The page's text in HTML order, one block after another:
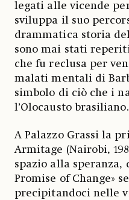
legati alle vicende
sviluppa il suo
drammatica storia
sono mai stati
che fu reclusa per
malati mentali di
simbolo di ciò che i
l’Olocausto brasiliano.
A Palazzo Grassi la
Armitage (Nairobi,
spazio alla
Promise of Change»
precipitandoci nelle